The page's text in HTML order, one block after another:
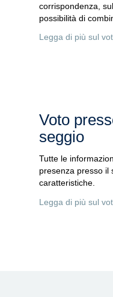
corrispondenza,
possibilità di
Legga di più sul
Voto
seggio
Tutte le
presenza presso il
caratteristiche.
Legga di più sul